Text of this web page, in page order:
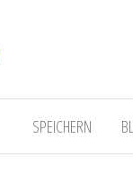
SPEICHERN